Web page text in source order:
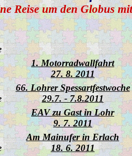
Reise um den Globus
1. Motorradwallfahrt
27. 8. 2011
66. Lohrer Spessartfestwoche
29.7. - 7.8.2011
EAV zu Gast in Lohr
9. 7. 2011
Am Mainufer in Erlach
18. 6. 2011